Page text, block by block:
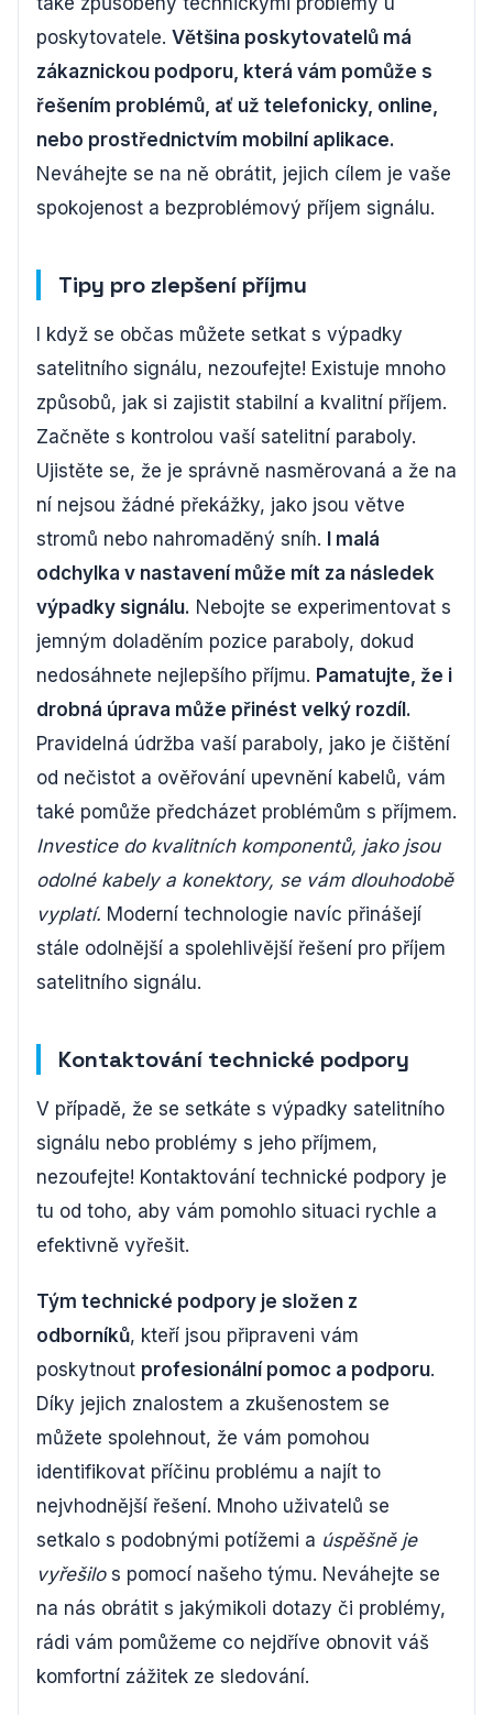
poskytovatele. Většina poskytovatelů má
zákaznickou podporu, která vám pomůže s
řešením problémů, ať už telefonicky, online,
nebo prostřednictvím mobilní aplikace.
Neváhejte se na ně obrátit, jejich cílem je vaše
spokojenost a bezproblémový příjem signálu.
Tipy pro zlepšení příjmu
I když se občas můžete setkat s výpadky
satelitního signálu, nezoufejte! Existuje mnoho
způsobů, jak si zajistit stabilní a kvalitní příjem.
Začněte s kontrolou vaší satelitní paraboly.
Ujistěte se, že je správně nasměrovaná a že na
ní nejsou žádné překážky, jako jsou větve
stromů nebo nahromaděný sníh.
I malá
odchylka v nastavení může mít za následek
výpadky signálu. Nebojte se experimentovat s
jemným doladěním pozice paraboly, dokud
nedosáhnete nejlepšího příjmu. Pamatujte, že i
drobná úprava může přinést velký rozdíl.
Pravidelná údržba vaší paraboly, jako je čištění
od nečistot a ověřování upevnění kabelů, vám
také pomůže předcházet problémům s příjmem.
Investice do kvalitních komponentů, jako jsou
odolné kabely a konektory, se vám dlouhodobě
vyplatí. Moderní technologie navíc přinášejí
stále odolnější a spolehlivější řešení pro příjem
satelitního signálu.
Kontaktování technické podpory
V případě, že se setkáte s výpadky satelitního
signálu nebo problémy s jeho příjmem,
nezoufejte! Kontaktování technické podpory je
tu od toho, aby vám pomohlo situaci rychle a
efektivně vyřešit.
Tým technické podpory je složen z
odborníků, kteří jsou připraveni vám
poskytnout profesionální pomoc a podporu.
Díky jejich znalostem a zkušenostem se
můžete spolehnout, že vám pomohou
identifikovat příčinu problému a najít to
nejvhodnější řešení. Mnoho uživatelů se
setkalo s podobnými potížemi a úspěšně je
vyřešilos pomocí našeho týmu. Neváhejte se
na nás obrátit s jakýmikoli dotazy či problémy,
rádi vám pomůžeme co nejdříve obnovit váš
komfortní zážitek ze sledování.